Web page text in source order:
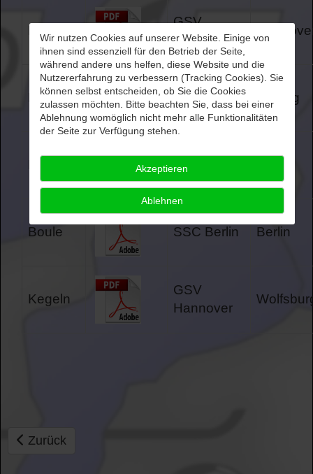
GSV
Hannover
Bowling
SSC
Kassel
Leipzig
SSC Berlin
Boule SSC Berlin Berlin
Kegeln
GSV
Hannover
Vorheriger Beitrag: Einladungen 2023
Zurück
Wir nutzen Cookies auf unserer Website. Einige von
ihnen sind essenziell für den Betrieb der Seite,
während andere uns helfen, diese Website und die
Nutzererfahrung zu verbessern (Tracking Cookies). Sie
können selbst entscheiden, ob Sie die Cookies
zulassen möchten. Bitte beachten Sie, dass bei einer
Ablehnung womöglich nicht mehr alle Funktionalitäten
der Seite zur Verfügung stehen.
Akzeptieren
Ablehnen